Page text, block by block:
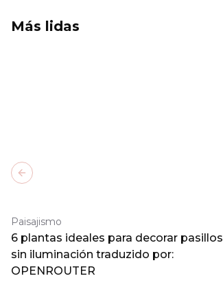
Más lidas
Paisajismo
6 plantas ideales para decorar pasillos
sin iluminación traduzido por:
OPENROUTER
Previous slide